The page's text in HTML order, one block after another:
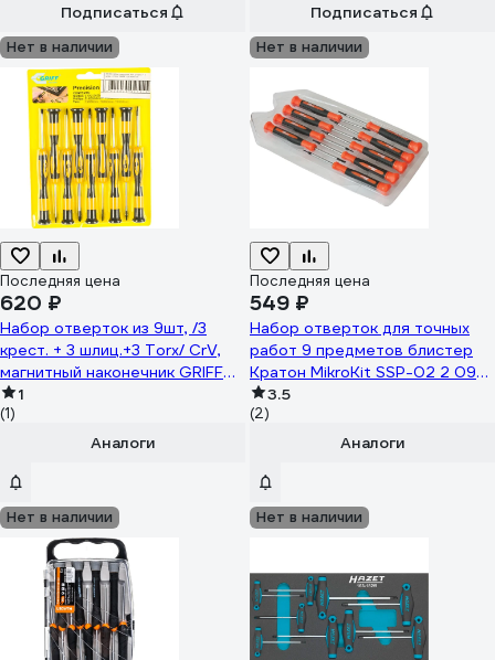
Подписаться Подписаться
Нет в наличии
Последняя цена
620 ₽
Набор отверток из 9шт, /3
крест. + 3 шлиц.+3 Torx/ CrV,
магнитный наконечник GRIFF
031655
1
(1)
Аналоги
Нет в наличии
Последняя цена
549 ₽
Набор отверток для точных
работ 9 предметов блистер
Кратон MikroKit SSP-02 2 09
06 002
3.5
(2)
Аналоги
Нет в наличии Нет в наличии